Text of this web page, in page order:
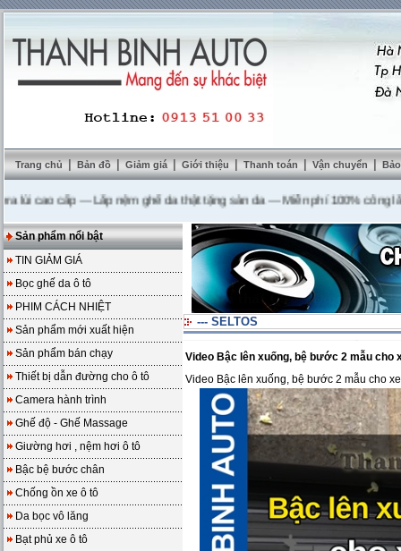
Trang chủ | Bản đồ | Giảm giá | Giới thiệu | Thanh toán | Vận chuyển |
cao cấp---Lắp nệm ghế da thật tặng sàn da---Miễn phí 100% công lắp đặt
Sản phẩm nổi bật
TIN GIẢM GIÁ
Bọc ghế da ô tô
PHIM CÁCH NHIỆT
Sản phẩm mới xuất hiện
Sản phẩm bán chạy
Thiết bị dẫn đường cho ô tô
Camera hành trình
Ghế độ - Ghế Massage
Giường hơi , nệm hơi ô tô
Bậc bệ bước chân
Chống ồn xe ô tô
Da bọc vô lăng
Bạt phủ xe ô tô
--- SELTOS
Video Bậc lên xuống, bệ bước 2 mẫu cho
Video Bậc lên xuống, bệ bước 2 mẫu cho